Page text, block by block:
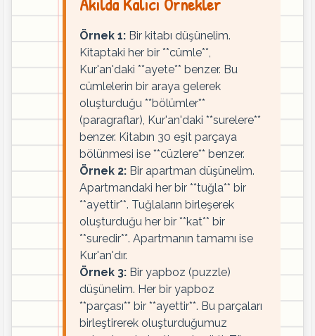
Örnek 1: Bir kitabı düşünelim.
Kitaptaki her bir **cümle**,
Kur'an'daki **ayete** benzer. Bu
cümlelerin bir araya gelerek
oluşturduğu **bölümler**
(paragraflar), Kur'an'daki **surelere**
benzer. Kitabın 30 eşit parçaya
bölünmesi ise **cüzlere** benzer.
Örnek 2: Bir apartman düşünelim.
Apartmandaki her bir **tuğla** bir
**ayettir**. Tuğlaların birleşerek
oluşturduğu her bir **kat** bir
**suredir**. Apartmanın tamamı ise
Kur'an'dır.
Örnek 3: Bir yapboz (puzzle)
düşünelim. Her bir yapboz
**parçası** bir **ayettir**. Bu parçaları
birleştirerek oluşturduğumuz